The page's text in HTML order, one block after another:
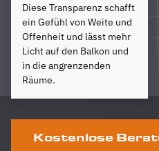
Diese Transparenz schafft
ein Gefühl von Weite und
Offenheit und lässt mehr
Licht auf den Balkon und
in die angrenzenden
Räume.
Kostenlose